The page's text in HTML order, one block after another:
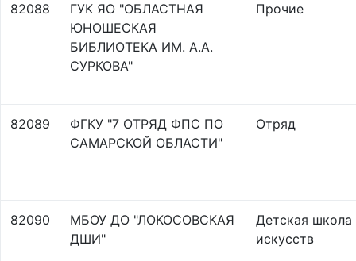
82088
ГУК ЯО "ОБЛАСТНАЯ
ЮНОШЕСКАЯ
БИБЛИОТЕКА ИМ. А.А.
СУРКОВА"
Прочие
82089
ФГКУ "7 ОТРЯД ФПС ПО
САМАРСКОЙ ОБЛАСТИ"
Отряд
82090
МБОУ ДО "ЛОКОСОВСКАЯ
ДШИ"
Детская школа
искусств